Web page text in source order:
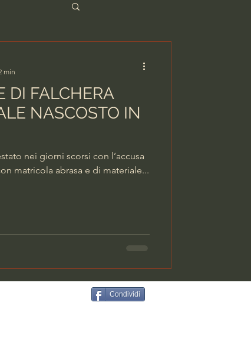
DI FALCHERA
NASCOSTO IN
nei giorni scorsi con l’accusa
matricola abrasa e di materiale...
min
Condividi